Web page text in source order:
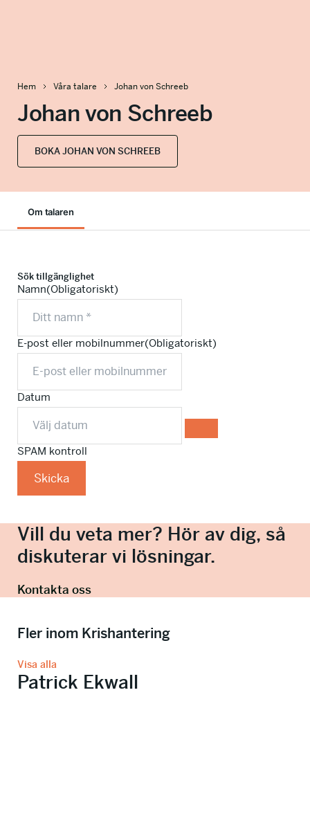
Hem Våra talare Johan von Schreeb
Johan von Schreeb
BOKA JOHAN VON SCHREEB
Om talaren
Sök tillgänglighet
Namn(Obligatoriskt)
E-post eller mobilnummer(Obligatoriskt)
Datum
SPAM kontroll
Skicka
Vill du veta mer? Hör av dig, så
diskuterar vi lösningar.
Kontakta oss
Fler inom Krishantering
Visa alla
Patrick Ekwall